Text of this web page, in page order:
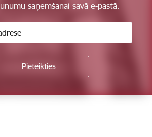
saņemšanai savā e-pastā.